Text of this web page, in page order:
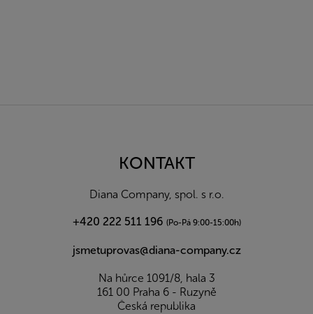
KONTAKT
Diana Company, spol. s r.o.
+420 222 511 196 (Po-Pá 9:00-15:00h)
jsmetuprovas@diana-company.cz
Na hůrce 1091/8, hala 3
161 00 Praha 6 - Ruzyně
Česká republika